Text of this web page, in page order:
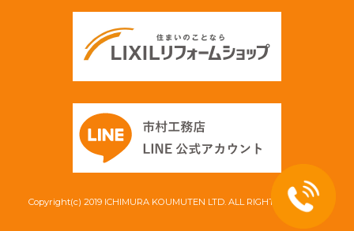
Copyright(c) 2019 ICHIMURA KOUMUTEN LTD. ALL RIGHT RESERVED.